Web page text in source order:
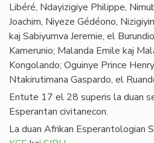
Libéré, Ndayizigiye Philippe,
Joachim, Niyeze Gédéono,
kaj Sabiyumva Jeremie, el
Kamerunio; Malanda Emile kaj
Kongolando; Oguinye Prince
Ntakirutimana Gaspardo, el
Entute 17 el 28 superis la duan
Esperantan civitanecon.
La duan Afrikan Esperantologian